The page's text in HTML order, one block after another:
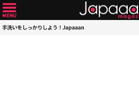
手洗いをしっかりしよう！Japaaan